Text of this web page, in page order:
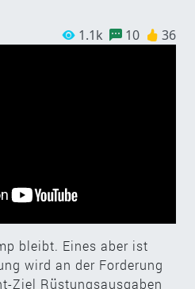
1.1k 10 36
bleibt. Eines aber ist
wird an der Forderung
Ziel Rüstungsausgaben